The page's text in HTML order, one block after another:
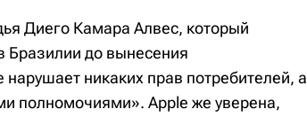
Диего Камара Алвес, который
Бразилии до вынесения
никаких прав потребителей, а
полномочиями». Apple же уверена,